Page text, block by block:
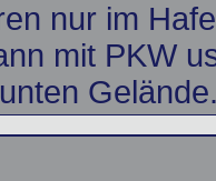
nur im
mit PKW